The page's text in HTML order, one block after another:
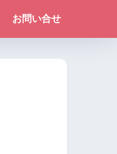
お問い合せ